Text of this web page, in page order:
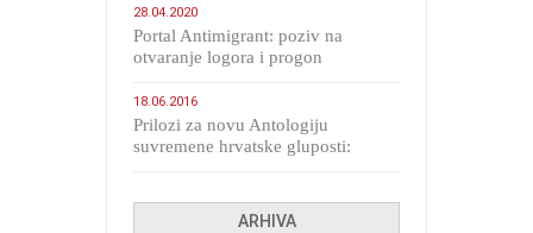
28.04.2020
Portal Antimigrant: poziv na
otvaranje logora i progon
18.06.2016
Prilozi za novu Antologiju
suvremene hrvatske gluposti:
ARHIVA